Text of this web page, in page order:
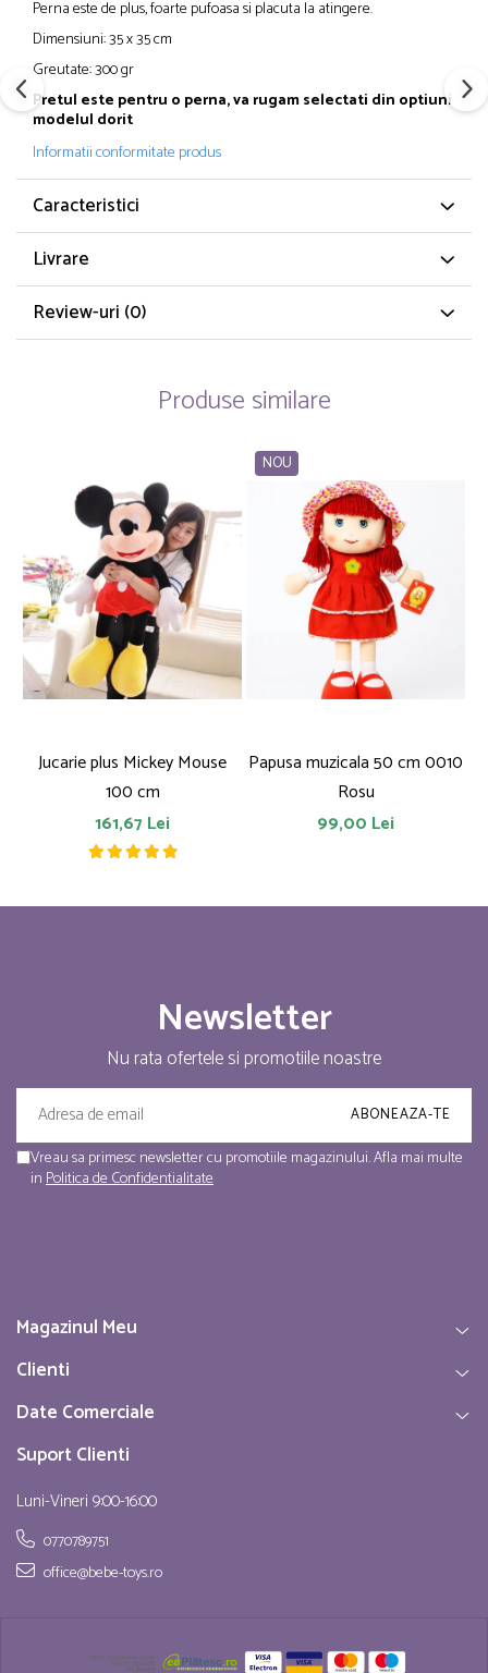
Perna este de plus, foarte pufoasa si placuta la atingere.
Dimensiuni: 35 x 35 cm
Greutate: 300 gr
Pretul este pentru o perna, va rugam selectati din optiuni
modelul dorit
Informatii conformitate produs
Caracteristici
Livrare
Review-uri (0)
Produse similare
Jucarie plus Mickey Mouse
100 cm
161,67 Lei
NOU
Papusa muzicala 50 cm 0010
Rosu
99,00 Lei
Newsletter
Nu rata ofertele si promotiile noastre
Vreau sa primesc newsletter cu promotiile magazinului. Afla mai multe
inPolitica de Confidentialitate
Magazinul Meu
Clienti
Date Comerciale
Suport Clienti
Luni-Vineri 9:00-16:00
0770789751
office@bebe-toys.ro